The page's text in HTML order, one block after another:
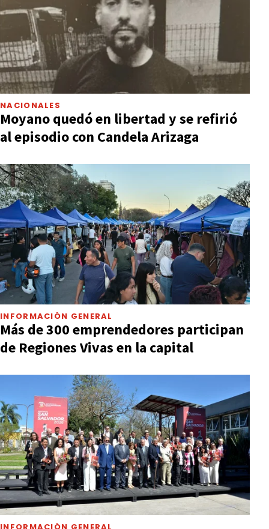
NACIONALES
Moyano quedó en libertad y se refirió
al episodio con Candela Arizaga
INFORMACIÓN GENERAL
Más de 300 emprendedores participan
de Regiones Vivas en la capital